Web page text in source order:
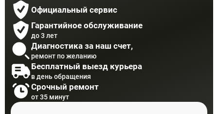
Официальный сервис
Гарантийное обслуживание
до 3 лет
Диагностика за наш счет,
ремонт по желанию
Бесплатный выезд курьера
в день обращения
Срочный ремонт
от 35 минут